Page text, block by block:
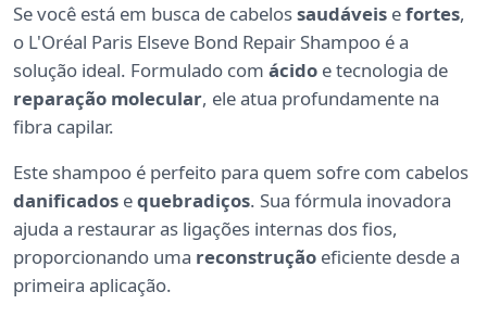
Se você está em busca de cabelossaudáveis efortes,
o L'Oréal Paris Elseve Bond Repair Shampoo é a
solução ideal. Formulado com ácido e tecnologia de
reparação molecular, ele atua profundamente na
fibra capilar.
Este shampoo é perfeito para quem sofre com cabelos
danificados equebradiços. Sua fórmula inovadora
ajuda a restaurar as ligações internas dos fios,
proporcionando uma reconstrução eficiente desde a
primeira aplicação.